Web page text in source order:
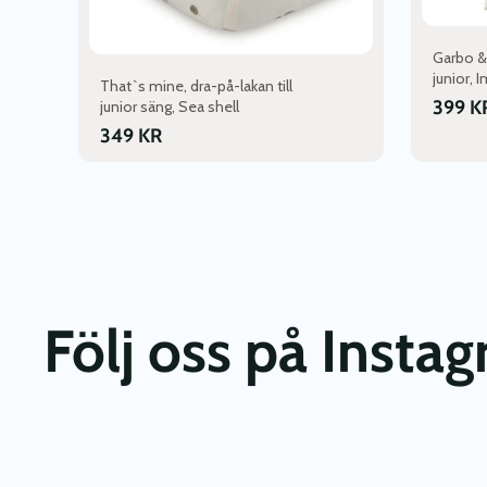
That`s mine, dra-på-lakan till
junior säng, Sea shell
349 KR
Garbo
junior,
399
Följ oss på